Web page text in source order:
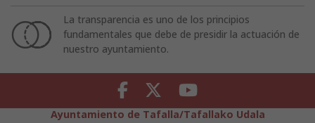
La transparencia es uno de los principios
fundamentales que debe de presidir la actuación de
nuestro ayuntamiento.
Facebook Twitter Youtube
Ayuntamiento de Tafalla/Tafallako Udala